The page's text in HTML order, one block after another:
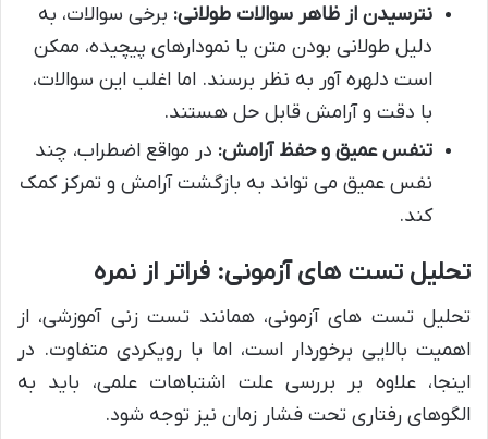
نترسیدن از ظاهر سوالات طولانی: برخی سوالات، به
دلیل طولانی بودن متن یا نمودارهای پیچیده، ممکن
است دلهره آور به نظر برسند. اما اغلب این سوالات،
با دقت و آرامش قابل حل هستند.
تنفس عمیق و حفظ آرامش: در مواقع اضطراب، چند
نفس عمیق می تواند به بازگشت آرامش و تمرکز کمک
کند.
تحلیل تست های آزمونی: فراتر از نمره
تحلیل تست های آزمونی، همانند تست زنی آموزشی، از
اهمیت بالایی برخوردار است، اما با رویکردی متفاوت. در
اینجا، علاوه بر بررسی علت اشتباهات علمی، باید به
الگوهای رفتاری تحت فشار زمان نیز توجه شود.